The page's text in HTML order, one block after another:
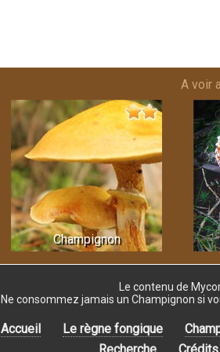
A voir
Champignon
Le contenu de
Ne consommez jamais un Champignon si
Accueil Le règne fongique